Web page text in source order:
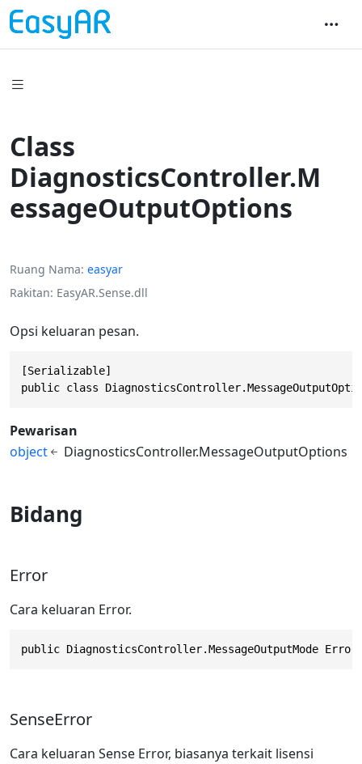
Class
DiagnosticsController.M
essageOutputOptions
Ruang Nama easyar
Rakitan EasyAR.Sense.dll
Opsi keluaran pesan.
[Serializable]
public class
Pewarisan
object
DiagnosticsController.MessageOutputOptions
Bidang
Error
Cara keluaran Error.
public DiagnosticsController.MessageOutputMode Error
SenseError
Cara keluaran Sense Error, biasanya terkait lisensi